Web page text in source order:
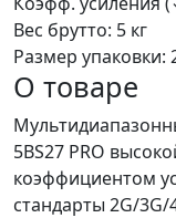
Вес брутто: 5 кг
Размер упаковки:
О товаре
5BS27 PRO
коэффициентом
стандарты 2G/